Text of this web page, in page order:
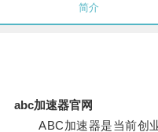
简介
abc加速器官网
ABC加速器是当前创业